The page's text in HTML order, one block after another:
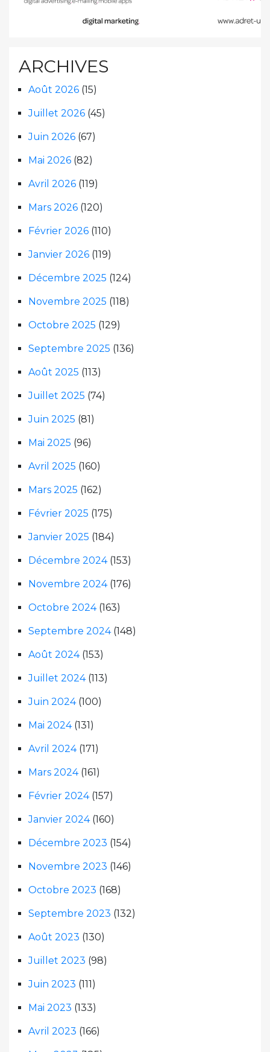
ARCHIVES
Août 2026 (15)
Juillet 2026 (45)
Juin 2026 (67)
Mai 2026 (82)
Avril 2026 (119)
Mars 2026 (120)
Février 2026 (110)
Janvier 2026 (119)
Décembre 2025 (124)
Novembre 2025 (118)
Octobre 2025 (129)
Septembre 2025 (136)
Août 2025 (113)
Juillet 2025 (74)
Juin 2025 (81)
Mai 2025 (96)
Avril 2025 (160)
Mars 2025 (162)
Février 2025 (175)
Janvier 2025 (184)
Décembre 2024(153)
Novembre 2024(176)
Octobre 2024(163)
Septembre 2024(148)
Août 2024(153)
Juillet 2024(113)
Juin 2024(100)
Mai 2024(131)
Avril 2024(171)
Mars 2024(161)
Février 2024(157)
Janvier 2024(160)
Décembre 2023 (154)
Novembre 2023 (146)
Octobre 2023 (168)
Septembre 2023 (132)
Août 2023 (130)
Juillet 2023 (98)
Juin 2023 (111)
Mai 2023 (133)
Avril 2023 (166)